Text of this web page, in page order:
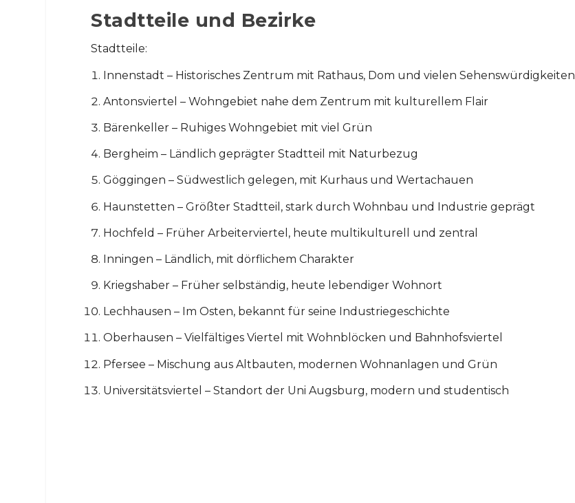
Stadtteile und Bezirke
Stadtteile:
Innenstadt – Historisches Zentrum mit Rathaus, Dom und vielen Sehenswürdigkeiten
Antonsviertel – Wohngebiet nahe dem Zentrum mit kulturellem Flair
Bärenkeller – Ruhiges Wohngebiet mit viel Grün
Bergheim – Ländlich geprägter Stadtteil mit Naturbezug
Göggingen – Südwestlich gelegen, mit Kurhaus und Wertachauen
Haunstetten – Größter Stadtteil, stark durch Wohnbau und Industrie geprägt
Hochfeld – Früher Arbeiterviertel, heute multikulturell und zentral
Inningen – Ländlich, mit dörflichem Charakter
Kriegshaber – Früher selbständig, heute lebendiger Wohnort
Lechhausen – Im Osten, bekannt für seine Industriegeschichte
Oberhausen – Vielfältiges Viertel mit Wohnblöcken und Bahnhofsviertel
Pfersee – Mischung aus Altbauten, modernen Wohnanlagen und Grün
Universitätsviertel – Standort der Uni Augsburg, modern und studentisch